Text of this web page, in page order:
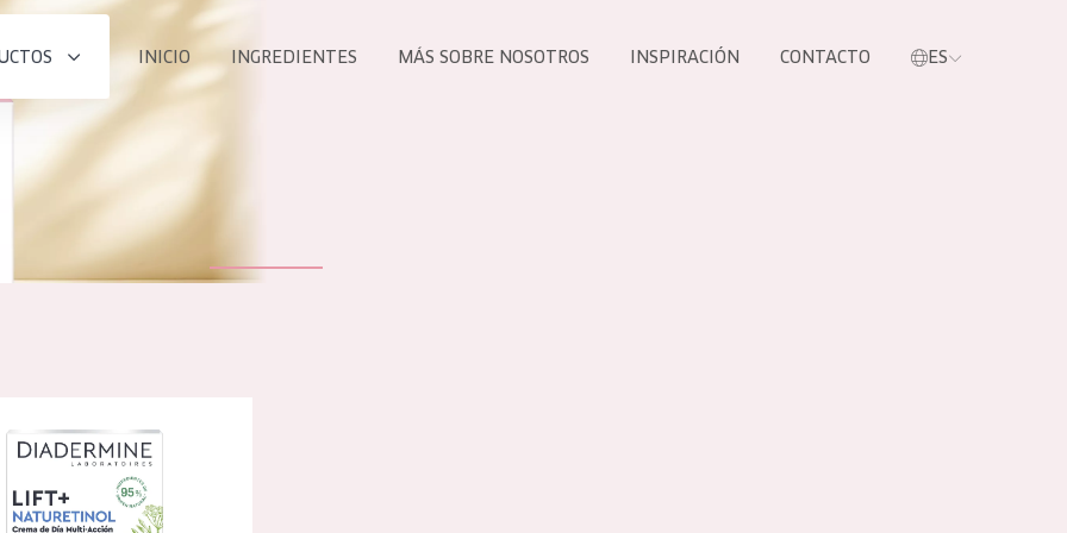
Essentials
Lift+
EDAD
Todas las edades
INICIO INGREDIENTES MÁS SOBRE NOSOTROS INSPIRACIÓN CONTACTO ES